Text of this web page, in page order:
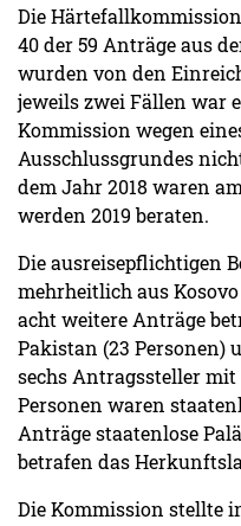
Die
40 der 59 Anträge aus
wurden von den
jeweils zwei Fällen war
Kommission wegen
Ausschlussgrundes
dem Jahr 2018 waren
werden 2019 beraten.
Die ausreisepflichtigen
mehrheitlich aus
acht weitere Anträge
Pakistan (23 Personen)
sechs Antragssteller
Personen waren
Anträge staatenlose
betrafen das
Die Kommission stellte